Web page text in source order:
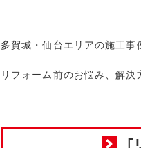
多賀城・仙台エリアの施工事
リフォーム前のお悩み、解